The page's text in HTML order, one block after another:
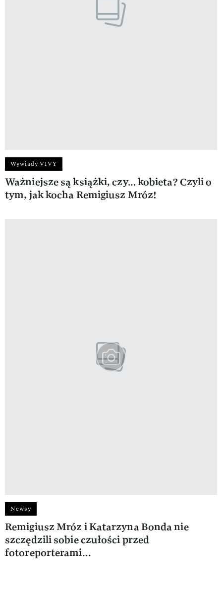
Wywiady VIVY
Ważniejsze są książki, czy… kobieta? Czyli o
tym, jak kocha Remigiusz Mróz!
Newsy
Remigiusz Mróz i Katarzyna Bonda nie
szczędzili sobie czułości przed
fotoreporterami...